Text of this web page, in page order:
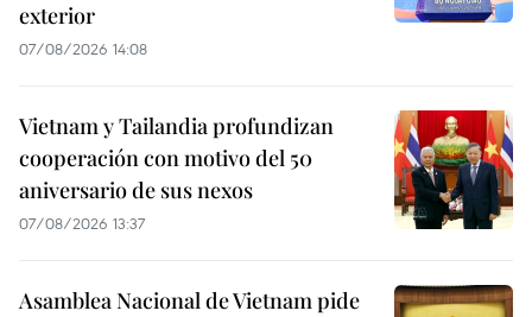
exterior
07/08/2026 14:08
Vietnam y Tailandia profundizan
cooperación con motivo del 50
aniversario de sus nexos
07/08/2026 13:37
Asamblea Nacional de Vietnam pide